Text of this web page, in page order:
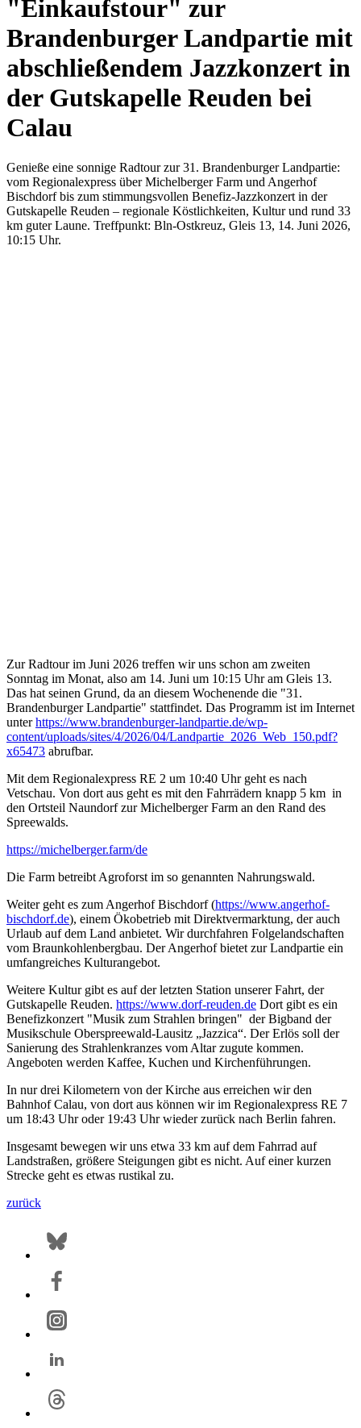
"Einkaufstour" zur
Brandenburger Landpartie mit
abschließendem Jazzkonzert in
der Gutskapelle Reuden bei
Calau
Genieße eine sonnige Radtour zur 31. Brandenburger Landpartie:
vom Regionalexpress über Michelberger Farm und Angerhof
Bischdorf bis zum stimmungsvollen Benefiz-Jazzkonzert in der
Gutskapelle Reuden – regionale Köstlichkeiten, Kultur und rund 33
km guter Laune. Treffpunkt: Bln-Ostkreuz, Gleis 13, 14. Juni 2026,
10:15 Uhr.
Zur Radtour im Juni 2026 treffen wir uns schon am zweiten
Sonntag im Monat, also am 14. Juni um 10:15 Uhr am Gleis 13.
Das hat seinen Grund, da an diesem Wochenende die "31.
Brandenburger Landpartie" stattfindet. Das Programm ist im Internet
unterhttps://www.brandenburger-landpartie.de/wp-
content/uploads/sites/4/2026/04/Landpartie_2026_Web_150.pdf?
x65473 abrufbar.
Mit dem Regionalexpress RE 2 um 10:40 Uhr geht es nach
Vetschau. Von dort aus geht es mit den Fahrrädern knapp 5 km in
den Ortsteil Naundorf zur Michelberger Farm an den Rand des
Spreewalds.
https://michelberger.farm/de
Die Farm betreibt Agroforst im so genannten Nahrungswald.
Weiter geht es zum Angerhof Bischdorf (https://www.angerhof-
bischdorf.de), einem Ökobetrieb mit Direktvermarktung, der auch
Urlaub auf dem Land anbietet. Wir durchfahren Folgelandschaften
vom Braunkohlenbergbau. Der Angerhof bietet zur Landpartie ein
umfangreiches Kulturangebot.
Weitere Kultur gibt es auf der letzten Station unserer Fahrt, der
Gutskapelle Reuden. https://www.dorf-reuden.de Dort gibt es ein
Benefizkonzert "Musik zum Strahlen bringen" der Bigband der
Musikschule Oberspreewald-Lausitz „Jazzica“. Der Erlös soll der
Sanierung des Strahlenkranzes vom Altar zugute kommen.
Angeboten werden Kaffee, Kuchen und Kirchenführungen.
In nur drei Kilometern von der Kirche aus erreichen wir den
Bahnhof Calau, von dort aus können wir im Regionalexpress RE 7
um 18:43 Uhr oder 19:43 Uhr wieder zurück nach Berlin fahren.
Insgesamt bewegen wir uns etwa 33 km auf dem Fahrrad auf
Landstraßen, größere Steigungen gibt es nicht. Auf einer kurzen
Strecke geht es etwas rustikal zu.
zurück